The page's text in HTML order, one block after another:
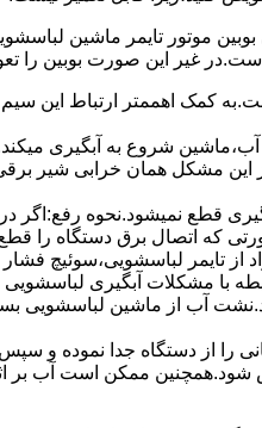
ﻏﯿﺮ اﯾﻦ ﺻﻮرت ﺑﻮﺑﯿﻦ را
کمک اهممتر ارﺗﺒﺎط اﯾﻦ
آب،ﻣﺎﺷﯿﻦ ﺷﺮوع ﺑﻪ آﺑﮕﯿﺮی
این مشکل همان خرابی شیر
ﻗﻄﻊ نمیشود.نحوه
اتصال برق دستگاه را قطع
تایمر لباسشویی،سوئیچ
مشکلات آبگیری لباسشویی را
آب از ماشین
را از دستگاه ﺟﺪا ﻧﻤﻮده
ﻣﻤﮑﻦ اﺳﺖ آب بر